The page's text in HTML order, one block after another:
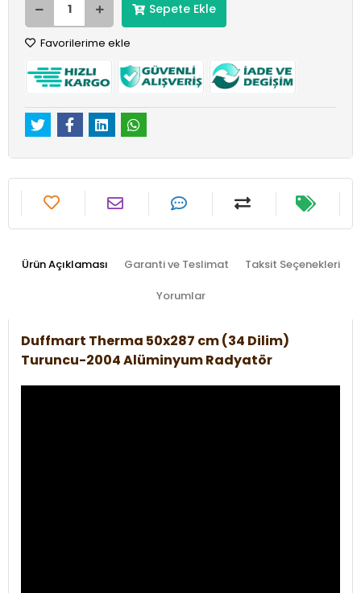
Sepete Ekle
Favorilerime ekle
Ürün Açıklaması Garanti ve Teslimat Taksit Seçenekleri
Yorumlar
Duffmart Therma 50x287 cm (34 Dilim)
Turuncu-2004 Alüminyum Radyatör